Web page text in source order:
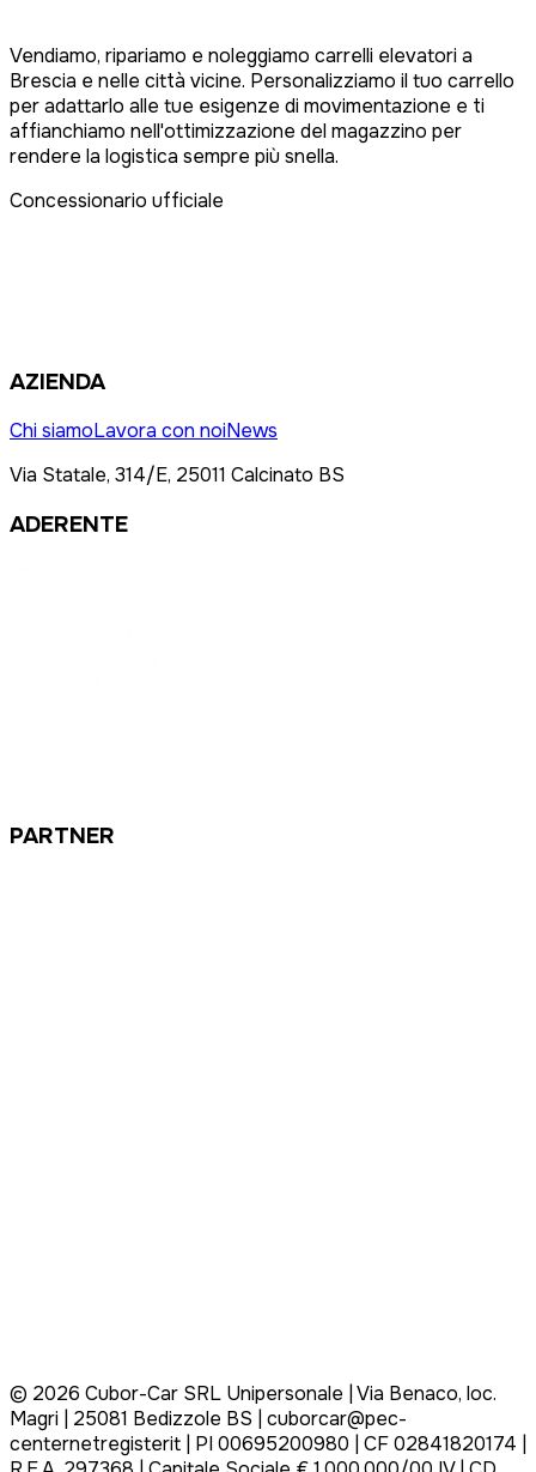
Vendiamo, ripariamo e noleggiamo carrelli elevatori a
Brescia e nelle città vicine. Personalizziamo il tuo carrello
per adattarlo alle tue esigenze di movimentazione e ti
affianchiamo nell'ottimizzazione del magazzino per
rendere la logistica sempre più snella.
Concessionario ufficiale
AZIENDA
Chi siamoLavora con noiNews
Via Statale, 314/E, 25011 Calcinato BS
ADERENTE
PARTNER
© 2026 Cubor-Car SRL Unipersonale | Via Benaco, loc.
Magri | 25081 Bedizzole BS | cuborcar@pec-
centernetregisterit | PI 00695200980 | CF 02841820174 |